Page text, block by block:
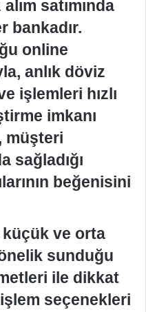
satımında
bankadır.
online
anlık döviz
işlemleri hızlı
imkanı
müşteri
sağladığı
beğenisini
ve orta
sunduğu
ile dikkat
seçenekleri